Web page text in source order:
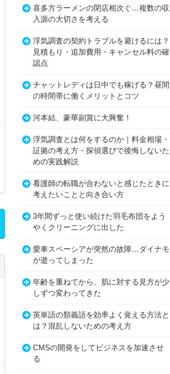
喜多方ラーメンの閉店相次ぐ…複数の収
入源の大切さを考える
浮気調査の契約トラブルを避けるには？
見積もり・追加費用・キャンセル料の確
認点
チャットレディは日中でも稼げる？昼間
の時間帯に働くメリットとコツ
河本結、豪華副賞に大興奮！
浮気調査とは何をするのか｜料金相場・
証拠の考え方・探偵選びで後悔しないた
めの実践解説
看護師の転職が合わないと感じたときに
考えたいことと向き合い方
3年間ずっと使い続けた羽毛布団をよう
やくクリーニングに出した
愛車スペーシアが突然の故障…ダイナモ
が逝ってしまった
年齢を重ねてから、肌に対する見方が少
しずつ変わってきた
英単語の類義語を効率よく覚える方法と
は？混乱しないための考え方
CMSの開発をしてビジネスを加速させ
る